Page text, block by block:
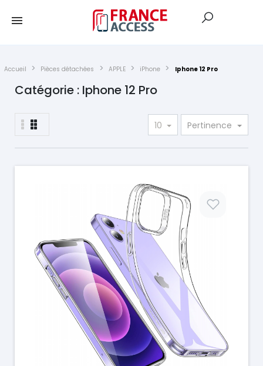
Accueil Pièces détachées APPLE iPhone Iphone 12 Pro
Catégorie : Iphone 12 Pro
10 Pertinence